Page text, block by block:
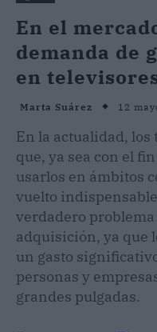
En el
demanda de
en
Marta Suárez 12
En la actualidad,
que, ya sea con el
usarlos en ámbitos
vuelto
verdadero problema
adquisición, ya que
un gasto
personas y
grandes pulgadas.